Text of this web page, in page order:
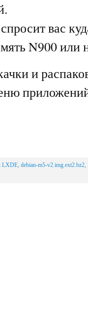
вас
N900 или
и
LXDE, debian-m5-v2.img.ext2.bz2,